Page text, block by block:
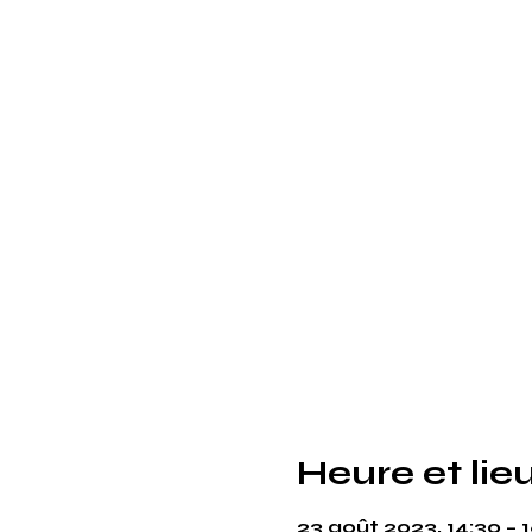
Heure et
23 août 2023, 14:30 –